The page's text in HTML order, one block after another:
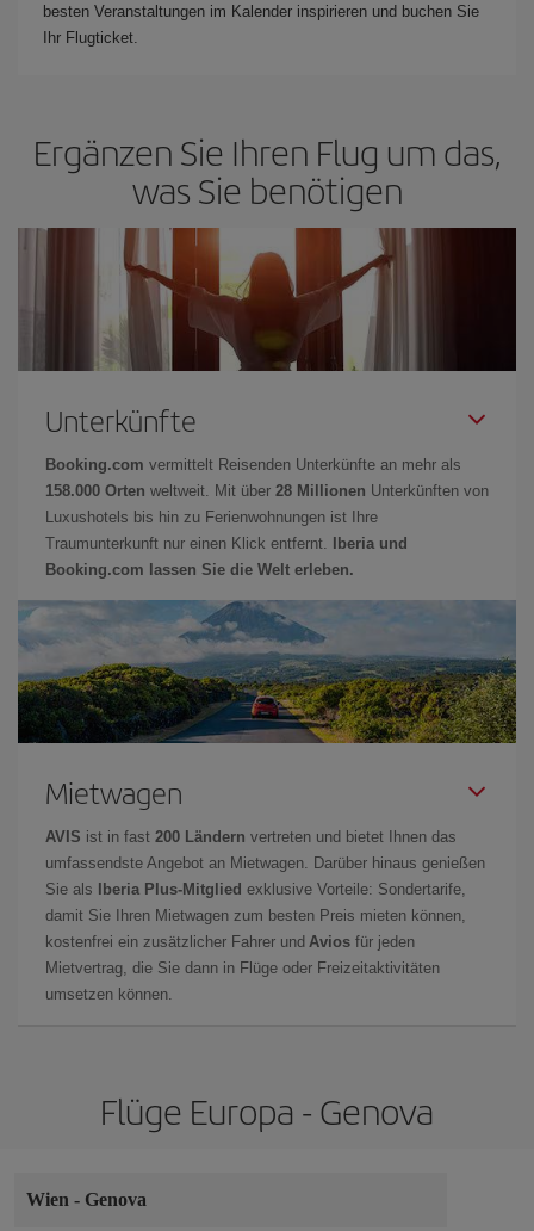
besten Veranstaltungen im Kalender inspirieren und buchen Sie
Ihr Flugticket.
Ergänzen Sie Ihren Flug um das,
was Sie benötigen
Unterkünfte
Booking.com vermittelt Reisenden Unterkünfte an mehr als
158.000 Orten weltweit. Mit über 28 Millionen Unterkünften von
Luxushotels bis hin zu Ferienwohnungen ist Ihre
Traumunterkunft nur einen Klick entfernt.
Iberia und
Booking.com lassen Sie die Welt erleben.
Mietwagen
AVIS ist in fast 200 Ländern vertreten und bietet Ihnen das
umfassendste Angebot an Mietwagen. Darüber hinaus genießen
Sie als
Iberia Plus-Mitglied exklusive Vorteile: Sondertarife,
damit Sie Ihren Mietwagen zum besten Preis mieten können,
kostenfrei ein zusätzlicher Fahrer und Avios für jeden
Mietvertrag, die Sie dann in Flüge oder Freizeitaktivitäten
umsetzen können.
Flüge Europa - Genova
Wien - Genova